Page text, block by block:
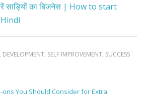
साड़ियों का बिजनेस | How to start
DEVELOPMENT, SELF IMPROVEMENT, SUCCESS
ons You Should Consider for Extra